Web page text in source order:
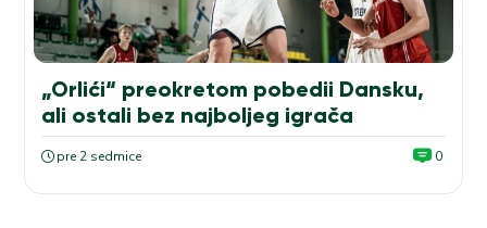
„Orlići“ preokretom pobedii Dansku,
ali ostali bez najboljeg igrača
pre 2 sedmice 0